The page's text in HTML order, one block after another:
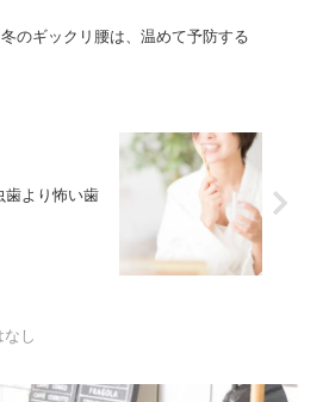
冬のギックリ腰は、温めて予防する
歯より怖い歯
なし